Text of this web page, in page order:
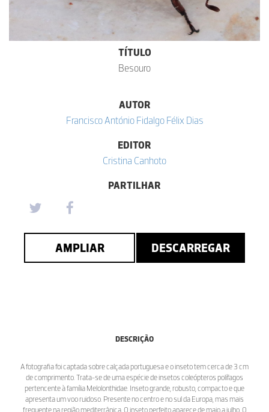
TÍTULO
Besouro
AUTOR
Francisco António Fidalgo Félix Dias
EDITOR
Cristina Canhoto
PARTILHAR
AMPLIAR DESCARREGAR
DESCRIÇÃO
A fotografia foi captada sobre calçada portuguesa e o inseto tem cerca de 3 cm
de comprimento. Trata-se de uma espécie de insetos coleópteros polífagos
pertencente à família Melolonthidae. Inseto grande, robusto, compacto e que
apresenta um voo ruidoso. Presente no centro e no sul da Europa, mas mais
frequente na região mediterrânica. O inseto perfeito aparece de maio a julho. O